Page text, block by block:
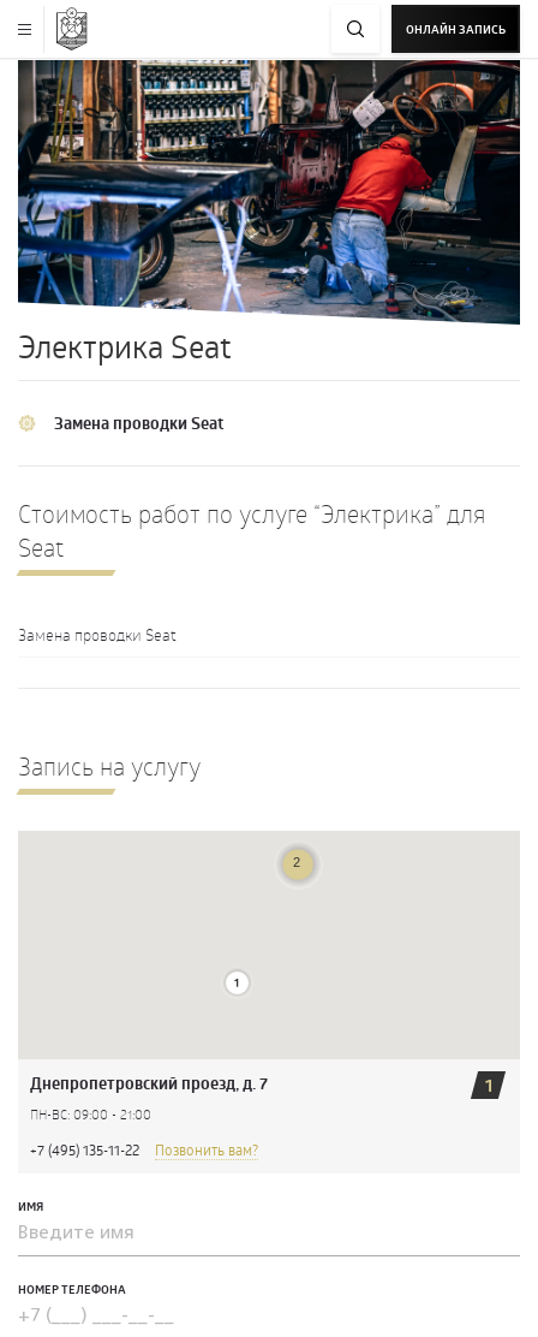
ОНЛАЙН ЗАПИСЬ
Запись на услугу
1
Днепропетровский проезд, д. 7
ПН-ВС: 09:00 - 21:00
+7 (495) 135-11-22 Позвонить вам?
ИМЯ
НОМЕР ТЕЛЕФОНА
Электрика Seat
Замена проводки Seat
Стоимость работ по услуге “Электрика” для
Seat
Замена проводки Seat